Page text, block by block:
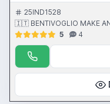
protezione antinfortunistica
25IND1528
🇮🇹 BENTIVOGLIO MAKE
5
4